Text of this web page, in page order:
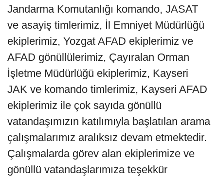
Jandarma Komutanlığı komando, JASAT
ve asayiş timlerimiz, İl Emniyet Müdürlüğü
ekiplerimiz, Yozgat AFAD ekiplerimiz ve
AFAD gönüllülerimiz, Çayıralan Orman
İşletme Müdürlüğü ekiplerimiz, Kayseri
JAK ve komando timlerimiz, Kayseri AFAD
ekiplerimiz ile çok sayıda gönüllü
vatandaşımızın katılımıyla başlatılan arama
çalışmalarımız aralıksız devam etmektedir.
Çalışmalarda görev alan ekiplerimize ve
gönüllü vatandaşlarımıza teşekkür